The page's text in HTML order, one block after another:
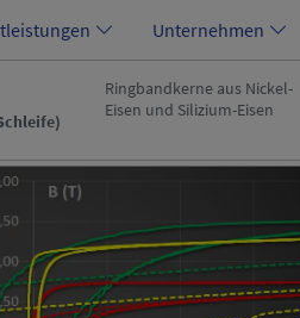
Unternehmen
Ringbandkerne aus Nickel-
Eisen und Silizium-Eisen